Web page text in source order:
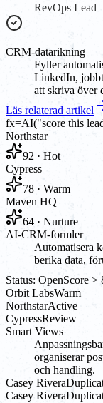
RevOps Lead
CRM-datarikning
Fyller
LinkedIn,
att skriva över
Läs relaterad artikel
fx=AI("score this
Northstar
92 · Hot
Cypress
78 · Warm
Maven HQ
64 · Nurture
AI-CRM-formler
Automatisera
berika data,
Status: OpenScore >
Orbit LabsWarm
NorthstarActive
CypressReview
Smart Views
organiserar
och handling.
Casey Rivera
Casey Rivera